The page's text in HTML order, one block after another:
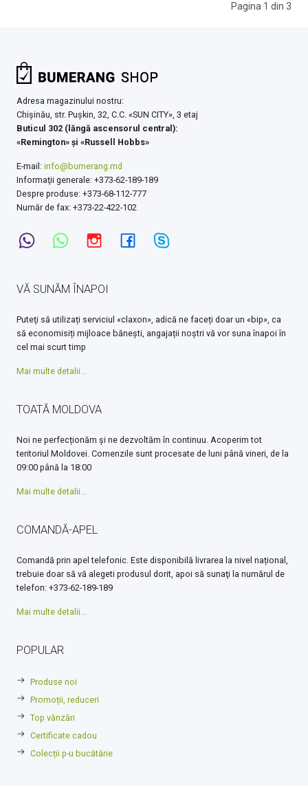
Pagina 1 din 3
Adresa magazinului nostru:
Chişinău, str. Pușkin, 32, C.C. «SUN CITY», 3 etaj
Buticul 302 (lăngă ascensorul central):
«Remington» şi «Russell Hobbs»
E-mail: info@bumerang.md
Informaţii generale: +373-62-189-189
Despre produse: +373-68-112-777
Număr de fax: +373-22-422-102
VĂ SUNĂM ÎNAPOI
Puteţi să utilizați serviciul «claxon», adică ne faceți doar un «bip», ca
să economisiți mijloace bănești, angajații noștri vă vor suna înapoi în
cel mai scurt timp
Mai multe detalii...
TOATĂ MOLDOVA
Noi ne perfecționăm și ne dezvoltăm în continuu. Acoperim tot
teritoriul Moldovei. Comenzile sunt procesate de luni până vineri, de la
09:00 până la 18:00
Mai multe detalii...
COMANDĂ-APEL
Comandă prin apel telefonic. Este disponibilă livrarea la nivel național,
trebuie doar să vă alegeti produsul dorit, apoi să sunaţi la numărul de
telefon: +373-62-189-189
Mai multe detalii...
POPULAR
Produse noi
Promoții, reduceri
Top vănzări
Certificate cadou
Colecții p-u bucătărie